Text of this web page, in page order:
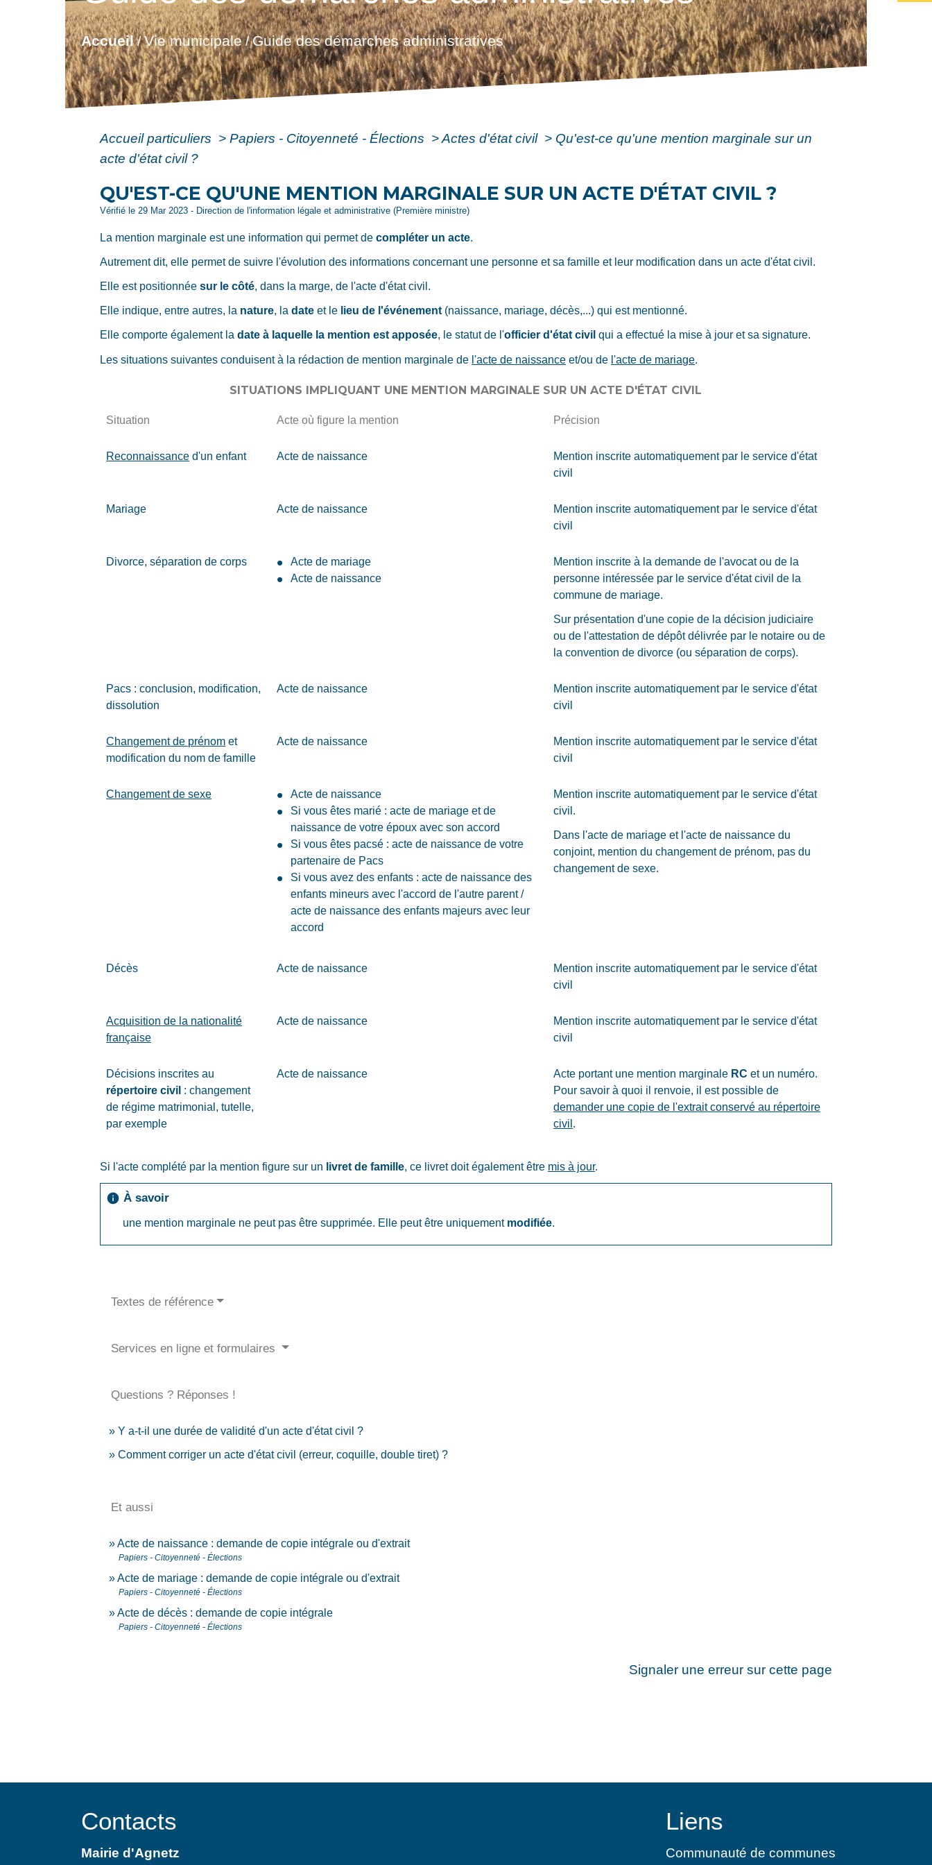
Accueil/Vie municipale/Guide des démarches administratives
Accueil particuliers > Papiers - Citoyenneté - Élections >Actes d'état civil > Qu'est-ce qu'une mention marginale sur un
acte d'état civil ?
QU'EST-CE QU'UNE MENTION MARGINALE SUR UN ACTE D'ÉTAT CIVIL ?
Vérifié le 29 Mar 2023 - Direction de l'information légale et administrative (Première ministre)
La mention marginale est une information qui permet decompléter un acte.
Autrement dit, elle permet de suivre l'évolution des informations concernant une personne et sa famille et leur modification dans un acte d'état civil.
Elle est positionnéesur le côté, dans la marge, de l'acte d'état civil.
Elle indique, entre autres, la nature, ladate et le lieu de l'événement (naissance, mariage, décès,...) qui est mentionné.
Elle comporte également ladate à laquelle la mention est apposée, le statut de l'officier d'état civil qui a effectué la mise à jour et sa signature.
Les situations suivantes conduisent à la rédaction de mention marginale de l'acte de naissance et/ou de l'acte de mariage.
SITUATIONS IMPLIQUANT UNE MENTION MARGINALE SUR UN ACTE D'ÉTAT CIVIL
Situation Acte où figure la mention Précision
Reconnaissance d'un enfant Acte de naissance
Mention inscrite automatiquement par le service d'état
civil
Mariage Acte de naissance
Mention inscrite automatiquement par le service d'état
civil
Divorce, séparation de corps
Acte de mariage
Acte de naissance
Mention inscrite à la demande de l'avocat ou de la
personne intéressée par le service d'état civil de la
commune de mariage.
Sur présentation d'une copie de la décision judiciaire
ou de l'attestation de dépôt délivrée par le notaire ou de
la convention de divorce (ou séparation de corps).
Pacs : conclusion, modification,
dissolution
Acte de naissance
Mention inscrite automatiquement par le service d'état
civil
Changement de prénom et
modification du nom de famille
Acte de naissance
Mention inscrite automatiquement par le service d'état
civil
Changement de sexe
Acte de naissance
Si vous êtes marié : acte de mariage et de
naissance de votre époux avec son accord
Si vous êtes pacsé : acte de naissance de votre
partenaire de Pacs
Si vous avez des enfants : acte de naissance des
enfants mineurs avec l'accord de l'autre parent /
acte de naissance des enfants majeurs avec leur
accord
Mention inscrite automatiquement par le service d'état
civil.
Dans l'acte de mariage et l'acte de naissance du
conjoint, mention du changement de prénom, pas du
changement de sexe.
Décès Acte de naissance
Mention inscrite automatiquement par le service d'état
civil
Acquisition de la nationalité
française
Acte de naissance
Mention inscrite automatiquement par le service d'état
civil
Décisions inscrites au
répertoire civil : changement
de régime matrimonial, tutelle,
par exemple
Acte de naissance Acte portant une mention marginale RC et un numéro.
Pour savoir à quoi il renvoie, il est possible de
demander une copie de l'extrait conservé au répertoire
civil .
Si l'acte complété par la mention figure sur un livret de famille, ce livret doit également être mis à jour.
info À savoir
une mention marginale ne peut pas être supprimée. Elle peut être uniquement modifiée.
Textes de référence
Services en ligne et formulaires
Questions ? Réponses !
Y a-t-il une durée de validité d'un acte d'état civil ?
Comment corriger un acte d'état civil (erreur, coquille, double tiret) ?
Et aussi
Acte de naissance : demande de copie intégrale ou d'extrait
Papiers - Citoyenneté - Élections
Acte de mariage : demande de copie intégrale ou d'extrait
Papiers - Citoyenneté - Élections
Acte de décès : demande de copie intégrale
Papiers - Citoyenneté - Élections
Signaler une erreur sur cette page
Contacts
Mairie d'Agnetz
Liens
Communauté de communes